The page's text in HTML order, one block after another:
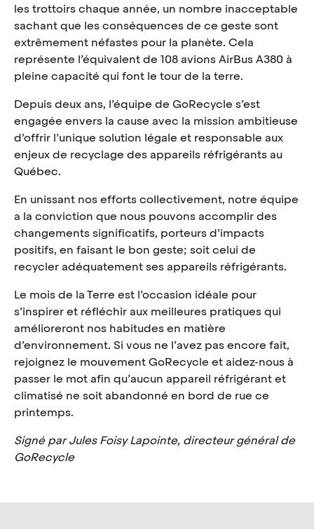
les trottoirs chaque année, un nombre inacceptable
sachant que les conséquences de ce geste sont
extrêmement néfastes pour la planète. Cela
représente l’équivalent de 108 avions AirBus A380 à
pleine capacité qui font le tour de la terre.
Depuis deux ans, l’équipe de GoRecycle s’est
engagée envers la cause avec la mission ambitieuse
d’offrir l’unique solution légale et responsable aux
enjeux de recyclage des appareils réfrigérants au
Québec.
En unissant nos efforts collectivement, notre équipe
a la conviction que nous pouvons accomplir des
changements significatifs, porteurs d’impacts
positifs, en faisant le bon geste; soit celui de
recycler adéquatement ses appareils réfrigérants.
Le mois de la Terre est l’occasion idéale pour
s’inspirer et réfléchir aux meilleures pratiques qui
amélioreront nos habitudes en matière
d’environnement. Si vous ne l’avez pas encore fait,
rejoignez le mouvement GoRecycle et aidez-nous à
passer le mot afin qu’aucun appareil réfrigérant et
climatisé ne soit abandonné en bord de rue ce
printemps.
Signé par Jules Foisy Lapointe, directeur général de
GoRecycle